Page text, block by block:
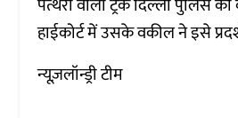
पत्थरों वाला ट्रक दिल्ली पुलिस
हाईकोर्ट में उसके वकील ने इसे
न्यूज़लॉन्ड्री टीम